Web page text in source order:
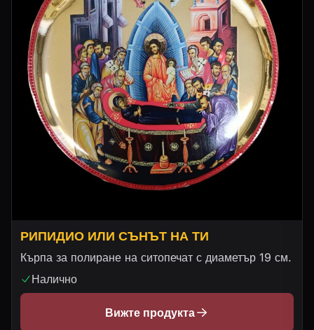
РИПИДИО ИЛИ СЪНЪТ НА ТИ
Кърпа за полиране на ситопечат с диаметър 19 см.
Налично
Вижте продукта